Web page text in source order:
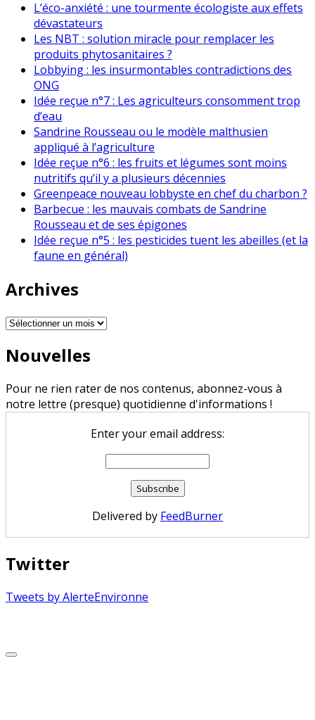
L’éco-anxiété : une tourmente écologiste aux effets
dévastateurs
Les NBT : solution miracle pour remplacer les
produits phytosanitaires ?
Lobbying : les insurmontables contradictions des
ONG
Idée reçue n°7 : Les agriculteurs consomment trop
d’eau
Sandrine Rousseau ou le modèle malthusien
appliqué à l’agriculture
Idée reçue n°6 : les fruits et légumes sont moins
nutritifs qu’il y a plusieurs décennies
Greenpeace nouveau lobbyste en chef du charbon ?
Barbecue : les mauvais combats de Sandrine
Rousseau et de ses épigones
Idée reçue n°5 : les pesticides tuent les abeilles (et la
faune en général)
Archives
Archives
Nouvelles
Pour ne rien rater de nos contenus, abonnez-vous à
notre lettre (presque) quotidienne d'informations !
Enter your email address:
Delivered by FeedBurner
Twitter
Tweets by AlerteEnvironne
Scroll